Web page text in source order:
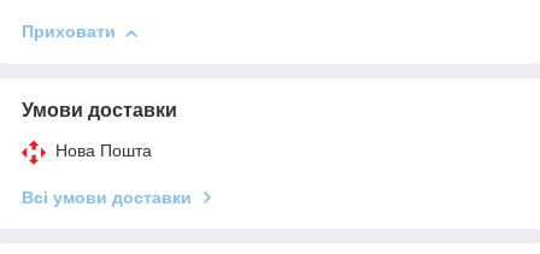
Приховати
Умови доставки
Нова Пошта
Всі умови доставки